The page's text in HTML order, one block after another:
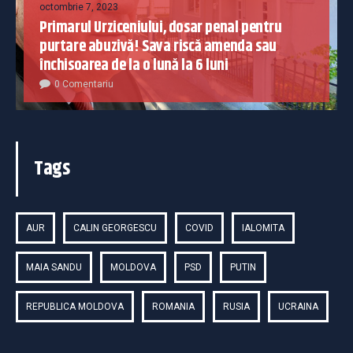
octombrie 7, 2023
Primarul Urziceniului, dosar penal pentru
purtare abuzivă! Sava riscă amenda sau
închisoarea de la o lună la 6 luni
0 Comentariu
Tags
AUR CALIN GEORGESCU COVID IALOMITA
MAIA SANDU MOLDOVA PSD PUTIN
REPUBLICA MOLDOVA ROMANIA RUSIA UCRAINA